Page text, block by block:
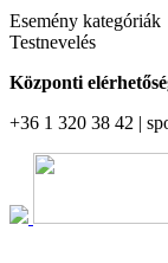
Esemény kategóriák
Testnevelés
Központi
+36 1 320 38 42 |